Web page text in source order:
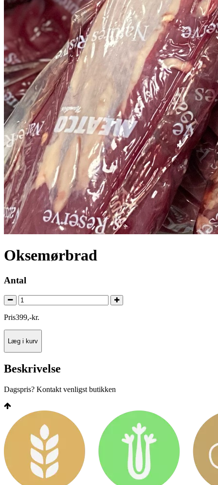
Oksemørbrad
Antal
Pris399,-kr.
Læg i kurv
Beskrivelse
Dagspris? Kontakt venligst butikken